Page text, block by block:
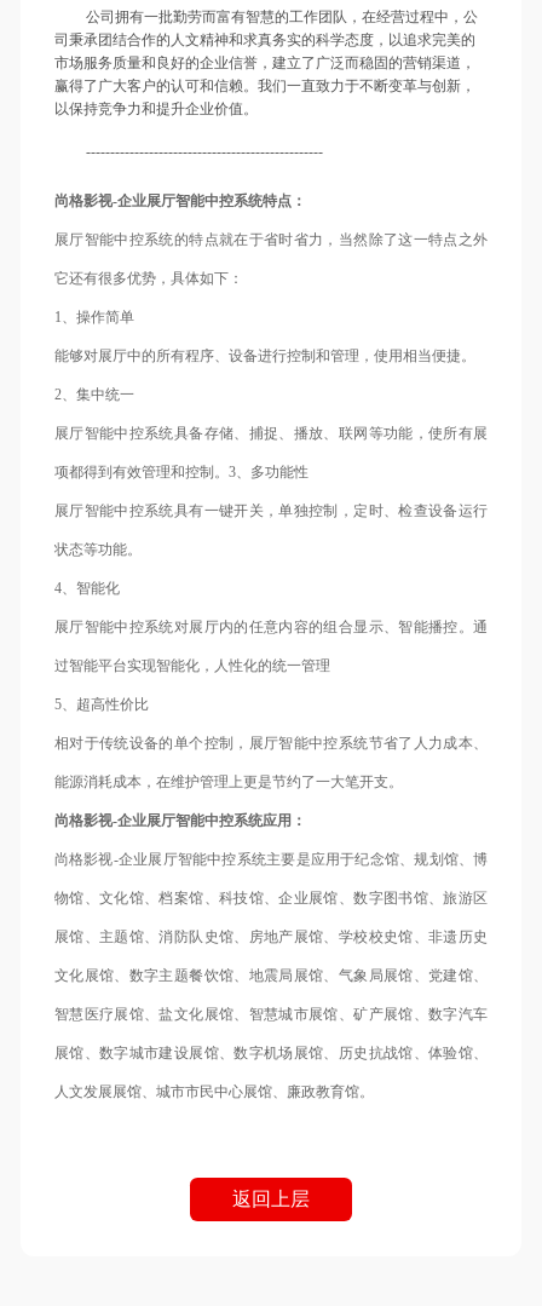
公司拥有一批勤劳而富有智慧的工作团队，在经营过程中，公
司秉承团结合作的人文精神和求真务实的科学态度，以追求完美的
市场服务质量和良好的企业信誉，建立了广泛而稳固的营销渠道，
赢得了广大客户的认可和信赖。我们一直致力于不断变革与创新，
以保持竞争力和提升企业价值。
-------------------------------------------------
尚格影视-企业展厅智能中控系统特点：
展厅智能中控系统的特点就在于省时省力，当然除了这一特点之外
它还有很多优势，具体如下：
1、操作简单
能够对展厅中的所有程序、设备进行控制和管理，使用相当便捷。
2、集中统一
展厅智能中控系统具备存储、捕捉、播放、联网等功能，使所有展
项都得到有效管理和控制。3、多功能性
展厅智能中控系统具有一键开关，单独控制，定时、检查设备运行
状态等功能。
4、智能化
展厅智能中控系统对展厅内的任意内容的组合显示、智能播控。通
过智能平台实现智能化，人性化的统一管理
5、超高性价比
相对于传统设备的单个控制，展厅智能中控系统节省了人力成本、
能源消耗成本，在维护管理上更是节约了一大笔开支。
尚格影视-企业展厅智能中控系统应用：
尚格影视-企业展厅智能中控系统主要是应用于纪念馆、规划馆、博
物馆、文化馆、档案馆、科技馆、企业展馆、数字图书馆、旅游区
展馆、主题馆、消防队史馆、房地产展馆、学校校史馆、非遗历史
文化展馆、数字主题餐饮馆、地震局展馆、气象局展馆、党建馆、
智慧医疗展馆、盐文化展馆、智慧城市展馆、矿产展馆、数字汽车
展馆、数字城市建设展馆、数字机场展馆、历史抗战馆、体验馆、
人文发展展馆、城市市民中心展馆、廉政教育馆。
返回上层